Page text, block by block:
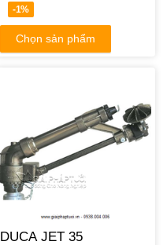
-1%
Chọn sản phẩm
DUCA JET 35